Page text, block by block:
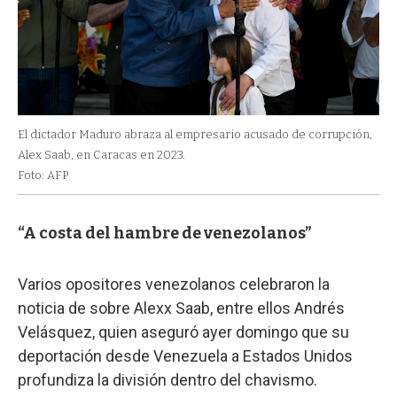
El dictador Maduro abraza al empresario acusado de corrupción,
Alex Saab, en Caracas en 2023.
Foto: AFP
“A costa del hambre de venezolanos”
Varios opositores venezolanos celebraron la
noticia de sobre Alexx Saab, entre ellos Andrés
Velásquez, quien aseguró ayer domingo que su
deportación desde Venezuela a Estados Unidos
profundiza la división dentro del chavismo.